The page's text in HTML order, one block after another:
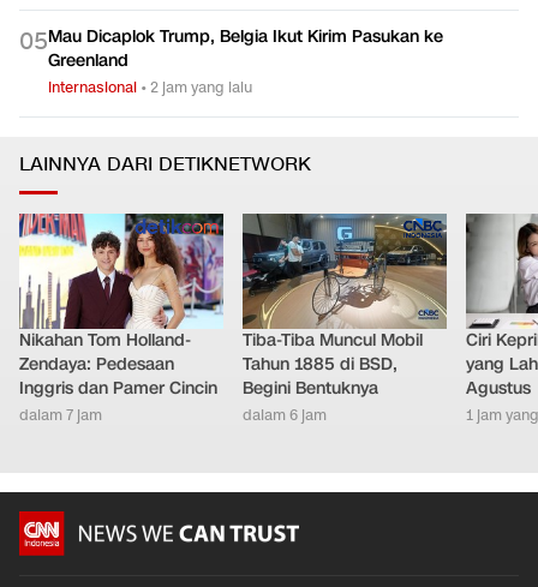
05Mau Dicaplok Trump, Belgia Ikut Kirim Pasukan ke
Greenland
Internasional •2 jam yang lalu
LAINNYA DARI DETIKNETWORK
Nikahan Tom Holland-
Zendaya: Pedesaan
Inggris dan Pamer Cincin
dalam 7 jam
Tiba-Tiba Muncul Mobil
Tahun 1885 di BSD,
Begini Bentuknya
dalam 6 jam
Ciri
yang
Agustus
1 jam